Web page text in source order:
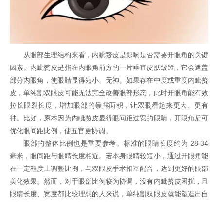
从眼部生理结构来看，内眦赘皮是影响是否需要开眼角的关键
因素。内眦赘皮是指在内眼角前方的一片垂直皮肤皱襞，它会遮盖
部分内眼角，使眼睛显得短小、无神。如果存在中度或重度内眦赘
皮，单纯割双眼皮可能无法完全改善眼部形态，此时开眼角能有效
拉长眼裂长度，增加眼部的暴露面积，让双眼看起来更大、更有
神。比如，原本因为内眦赘皮显得眼间距过宽的眼睛，开眼角后可
优化眼间距比例，使五官更协调。
眼部的整体比例也是重要参考。标准的眼睛长度约为 28-34
毫米，眼间距与眼睛长度相近。若本身眼睛较短小，通过开眼角能
在一定程度上调整比例，与双眼皮手术相互配合，达到更好的眼部
美化效果。然而，对于眼部比例较为协调，没有内眦赘皮困扰，且
眼睛长度、宽度都比较理想的人来说，单纯割双眼皮就能塑造出自